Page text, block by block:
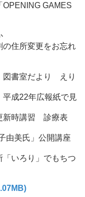
GAMES
の住所変更をお忘れ
書室だより えり
成22年広報紙で見
新時講習 診療表
由美氏」公開講座
いろり」でもちつ